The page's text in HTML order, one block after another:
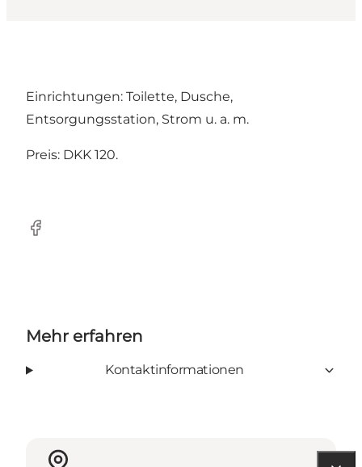
Einrichtungen: Toilette, Dusche,
Entsorgungsstation, Strom u. a. m.
Preis: DKK 120.
Facebook
Mehr erfahren
Kontaktinformationen